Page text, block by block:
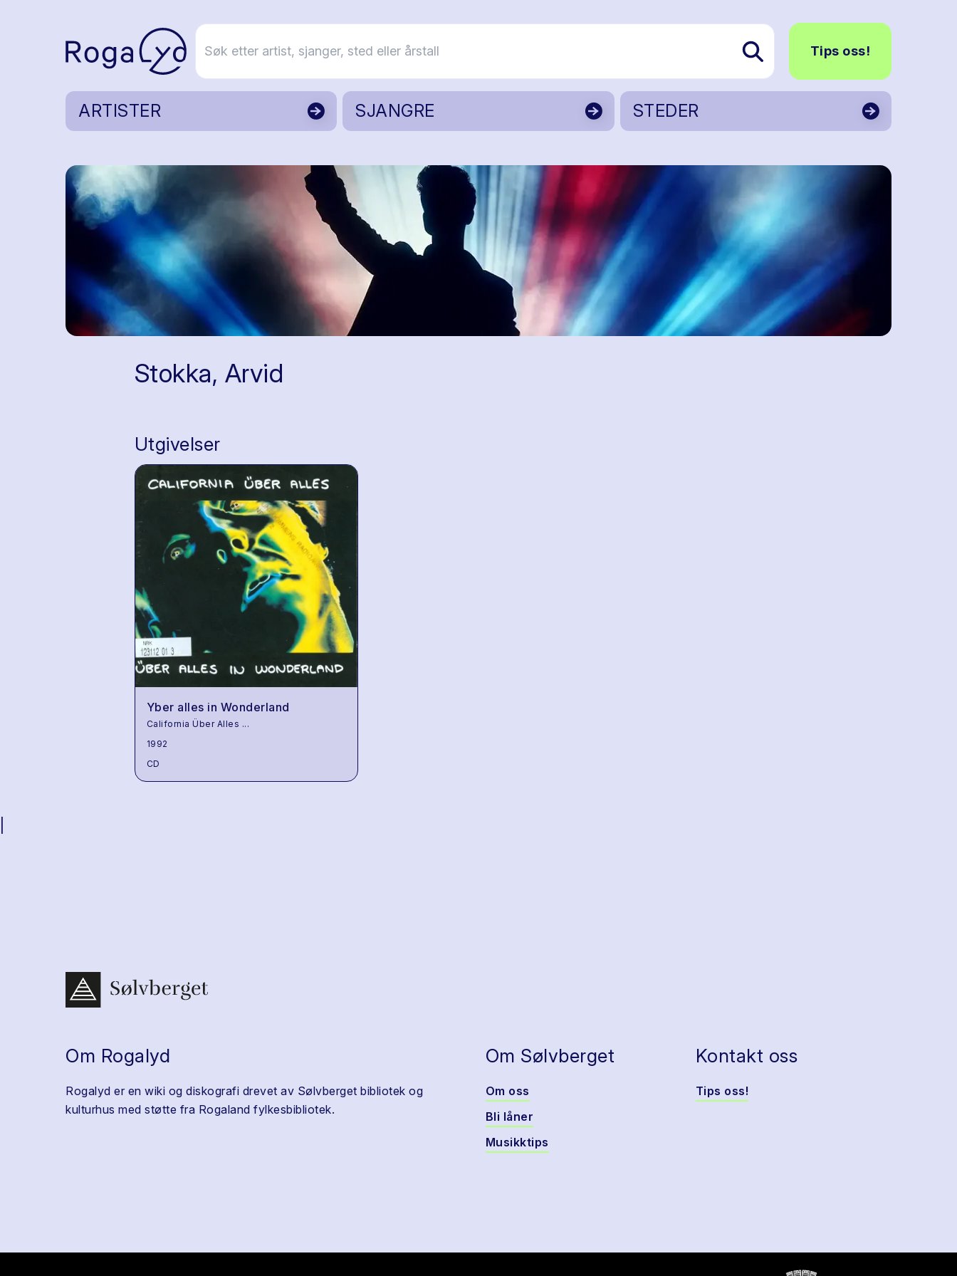
Tips oss!
ARTISTER SJANGRE STEDER
Stokka, Arvid
Utgivelser
Yber alles in Wonderland
California Über Alles ...
1992
CD
Om Rogalyd
Rogalyd er en wiki og diskografi drevet av Sølvberget bibliotek og
kulturhus med støtte fra Rogaland fylkesbibliotek.
Om Sølvberget
Om oss
Bli låner
Musikktips
Kontakt oss
Tips oss!